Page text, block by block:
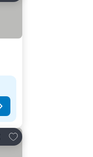
Lisää suosikkeihin